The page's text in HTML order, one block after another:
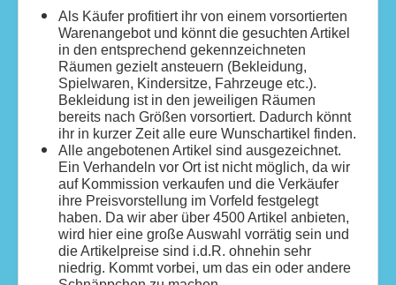
Als Käufer profitiert ihr von einem vorsortierten
Warenangebot und könnt die gesuchten Artikel
in den entsprechend gekennzeichneten
Räumen gezielt ansteuern (Bekleidung,
Spielwaren, Kindersitze, Fahrzeuge etc.).
Bekleidung ist in den jeweiligen Räumen
bereits nach Größen vorsortiert. Dadurch könnt
ihr in kurzer Zeit alle eure Wunschartikel finden.
Alle angebotenen Artikel sind ausgezeichnet.
Ein Verhandeln vor Ort ist nicht möglich, da wir
auf Kommission verkaufen und die Verkäufer
ihre Preisvorstellung im Vorfeld festgelegt
haben. Da wir aber über 4500 Artikel anbieten,
wird hier eine große Auswahl vorrätig sein und
die Artikelpreise sind i.d.R. ohnehin sehr
niedrig. Kommt vorbei, um das ein oder andere